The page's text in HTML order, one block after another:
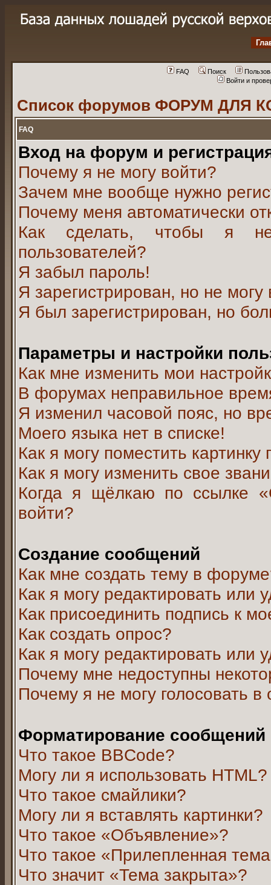
FAQ Поиск
Войти и
Список форумов ФОРУМ ДЛЯ
FAQ
Вход на форум и
Почему я не могу войти?
Зачем мне вообще нужно
Почему меня автоматически
Как сделать, чтобы я
пользователей?
Я забыл пароль!
Я зарегистрирован, но не могу
Я был зарегистрирован, но
Параметры и настройки
Как мне изменить мои
В форумах неправильное
Я изменил часовой пояс, но
Моего языка нет в списке!
Как я могу поместить
Как я могу изменить свое
Когда я щёлкаю по ссылке
войти?
Создание сообщений
Как мне создать тему в
Как я могу редактировать или
Как присоединить подпись к
Как создать опрос?
Как я могу редактировать или
Почему мне недоступны
Почему я не могу голосовать в
Форматирование
Что такое BBCode?
Могу ли я использовать HTML?
Что такое смайлики?
Могу ли я вставлять картинки?
Что такое «Объявление»?
Что такое «Прилепленная
Что значит «Тема закрыта»?